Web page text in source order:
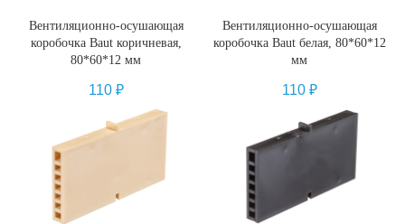
Вентиляционно-осушающая
коробочка Baut коричневая,
80*60*12 мм
110 ₽
Вентиляционно-осушающая
коробочка Baut белая, 80*60*12
мм
110 ₽